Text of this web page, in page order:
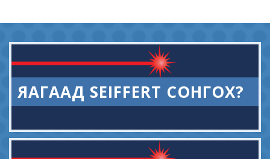
ЯАГААД SEIFFERT СОНГОХ?